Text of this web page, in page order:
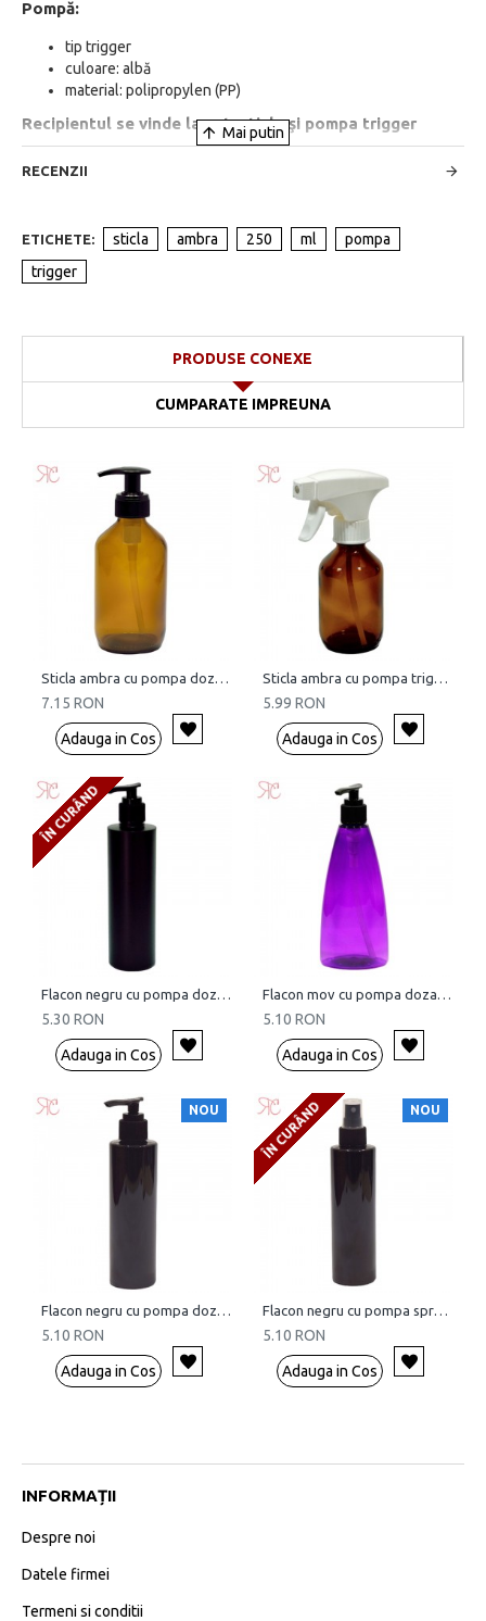
Pompă:
tip trigger
culoare: albă
material: polipropylen (PP)
Recipientul se vinde la set: sticla şi pompa trigger
RECENZII
ETICHETE: sticla ambra 250 ml
pompa
trigger
PRODUSE CONEXE
CUMPARATE IMPREUNA
Sticla ambra cu pompa dozatoare, 250 ml
7.15 RON
Adauga in Cos
Sticla ambra cu pompa trigger, 150 ml
5.99 RON
Adauga in Cos
ÎN CURÂND
Flacon negru cu pompa dozatoare, 250 ml
5.30 RON
Adauga in Cos
Flacon mov cu pompa dozatoare, 250 ml
5.10 RON
Adauga in Cos
NOU
Flacon negru cu pompa dozatoare, 200 ml
5.10 RON
Adauga in Cos
NOU
ÎN CURÂND
Flacon negru cu pompa spray, 200 ml
5.10 RON
Adauga in Cos
INFORMAȚII
Despre noi
Datele firmei
Termeni si conditii